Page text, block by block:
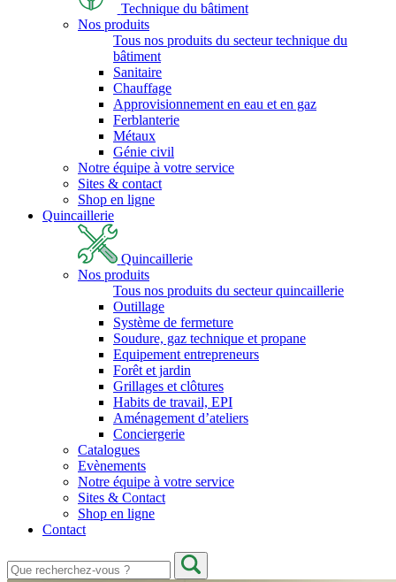
Technique du bâtiment
Nos produits
Tous nos produits du secteur technique du
bâtiment
Sanitaire
Chauffage
Approvisionnement en eau et en gaz
Ferblanterie
Métaux
Génie civil
Notre équipe à votre service
Sites & contact
Shop en ligne
Quincaillerie
Quincaillerie
Nos produits
Tous nos produits du secteur quincaillerie
Outillage
Système de fermeture
Soudure, gaz technique et propane
Equipement entrepreneurs
Forêt et jardin
Grillages et clôtures
Habits de travail, EPI
Aménagement d’ateliers
Conciergerie
Catalogues
Evènements
Notre équipe à votre service
Sites & Contact
Shop en ligne
Contact